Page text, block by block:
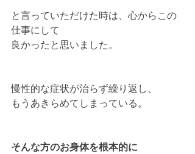
と言っていただけた時は、心からこの
仕事にして
良かったと思いました。
慢性的な症状が治らず繰り返し、
もうあきらめてしまっている。
そんな方のお身体を根本的に